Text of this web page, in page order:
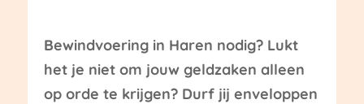
Bewindvoering in Haren nodig? Lukt
het je niet om jouw geldzaken alleen
op orde te krijgen? Durf jij enveloppen